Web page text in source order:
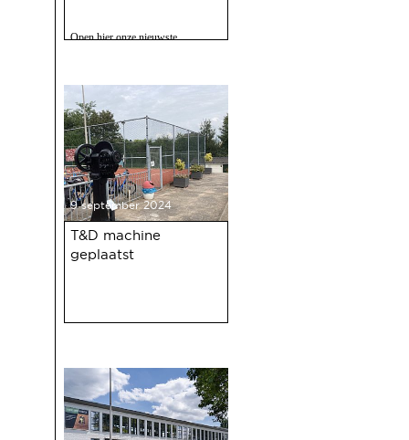
Open hier onze nieuwste
12 december a.s.
9 september 2024
T&D machine
geplaatst